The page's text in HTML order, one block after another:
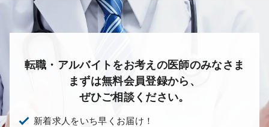
転職・アルバイトをお考えの医師のみなさま
まずは無料会員登録から、
ぜひご相談ください。
新着求人をいち早くお届け！